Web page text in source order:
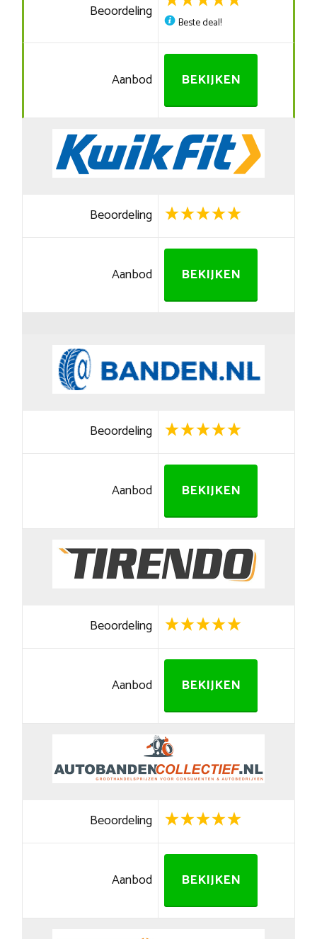
Beoordeling
Beste deal!
Aanbod BEKIJKEN
Beoordeling
Aanbod BEKIJKEN
Beoordeling
Aanbod BEKIJKEN
Beoordeling
Aanbod BEKIJKEN
Beoordeling
Aanbod BEKIJKEN